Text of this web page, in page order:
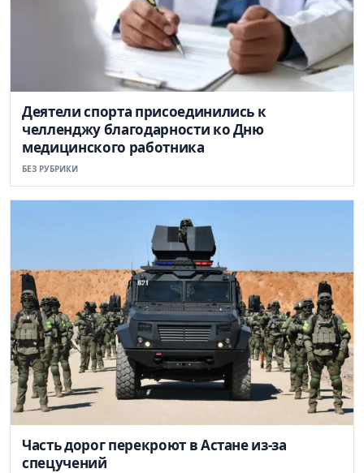
Деятели спорта присоединились к
челленджу благодарности ко Дню
медицинского работника
БЕЗ РУБРИКИ
Часть дорог перекроют в Астане из-за
спецучений